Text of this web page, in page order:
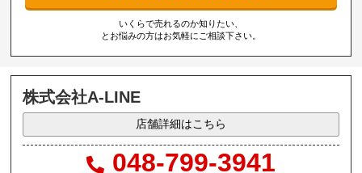
いくらで売れるのか知りたい、
とお悩みの方はお気軽にご相談下さい。
株式会社A-LINE
店舗詳細はこちら
048-799-3941